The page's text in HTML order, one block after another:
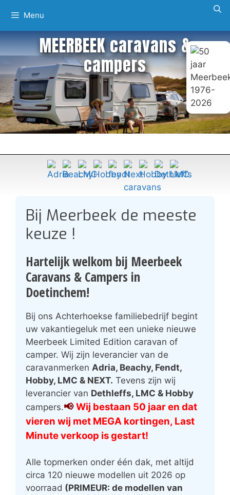
naar
de
inhoud
Menu
MEERBEEK caravans &
campers
Bij Meerbeek de meeste
keuze !
Hartelijk welkom bij Meerbeek
Caravans & Campers in
Doetinchem!
Bij ons Achterhoekse familiebedrijf begint
uw vakantiegeluk met een unieke nieuwe
Meerbeek Limited Edition caravan of
camper. Wij zijn leverancier van de
caravanmerken Adria, Beachy, Fendt,
Hobby, LMC & NEXT. Tevens zijn wij
leverancier van Dethleffs, LMC & Hobby
campers.📢 Wij bestaan 50 jaar en dat
vieren wij met MEGA kortingen, Last
Minute verkoop is gestart!
Alle topmerken onder één dak, met altijd
circa 120 nieuwe modellen uit 2026 op
voorraad (PRIMEUR: de modellen van